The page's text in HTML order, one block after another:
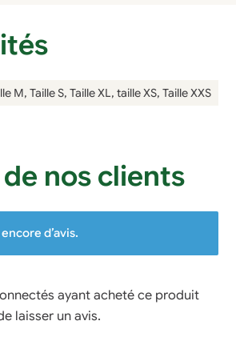
M, Taille S, Taille XL, taille XS, Taille XXS
de nos clients
encore d’avis.
ayant acheté ce produit
laisser un avis.